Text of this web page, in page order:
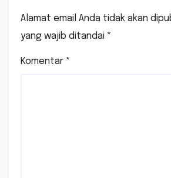
Alamat email Anda tidak akan
yang wajib ditandai *
Komentar *